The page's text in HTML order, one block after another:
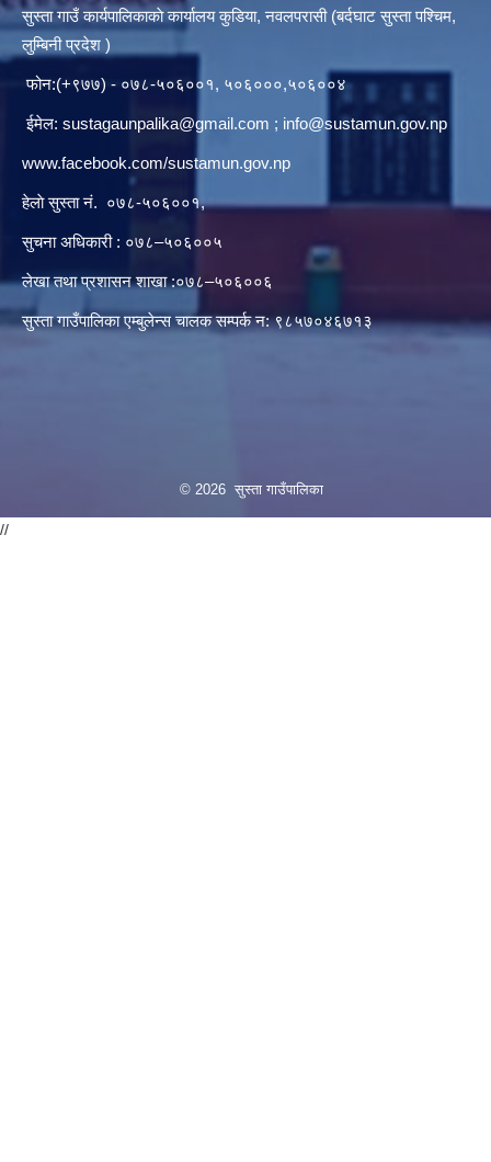
सुस्ता गाउँ कार्यपालिकाकाे कार्यालय कुडिया, नवलपरासी (बर्दघाट सुस्ता पश्चिम,
लुम्बिनी प्रदेश )
फोन:(+९७७) - ०७८-५०६००१, ५०६०००,५०६००४
ईमेल: sustagaunpalika@gmail.com ; info@sustamun.gov.np
www.facebook.com/sustamun.gov.np
हेलाे सुस्ता नं. ०७८-५०६००१,
सुचना अधिकारी : ०७८–५०६००५
लेखा तथा प्रशासन शाखा :०७८–५०६००६
सुस्ता गाउँपालिका एम्बुलेन्स चालक सम्पर्क न‌‍: ९८५७०४६७१३
© 2026 सुस्ता गाउँपालिका
//